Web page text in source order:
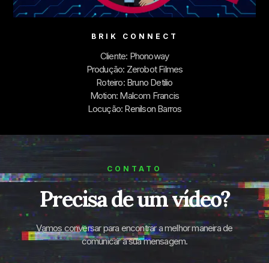
BRIK CONNECT
Cliente: Phonoway
Produção: Zerobot Filmes
Roteiro: Bruno Detilio
Motion: Malcom Francis
Locução: Renilson Barros
CONTATO
Precisa de um vídeo?
Vamos conversar para encontrar a melhor maneira de
comunicar a sua mensagem.